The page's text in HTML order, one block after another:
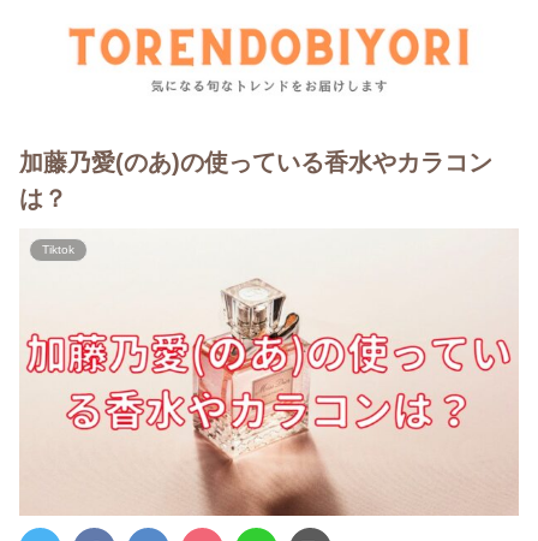
加藤乃愛(のあ)の使っている香水やカラコン
は？
Tiktok